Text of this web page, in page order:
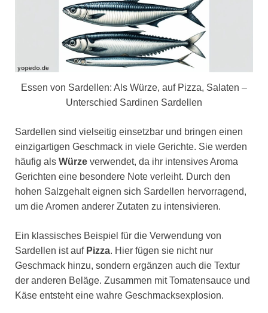
Essen von Sardellen: Als Würze, auf Pizza, Salaten –
Unterschied Sardinen Sardellen
Sardellen sind vielseitig einsetzbar und bringen einen
einzigartigen Geschmack in viele Gerichte. Sie werden
häufig als Würze verwendet, da ihr intensives Aroma
Gerichten eine besondere Note verleiht. Durch den
hohen Salzgehalt eignen sich Sardellen hervorragend,
um die Aromen anderer Zutaten zu intensivieren.
Ein klassisches Beispiel für die Verwendung von
Sardellen ist auf Pizza. Hier fügen sie nicht nur
Geschmack hinzu, sondern ergänzen auch die Textur
der anderen Beläge. Zusammen mit Tomatensauce und
Käse entsteht eine wahre Geschmacksexplosion.